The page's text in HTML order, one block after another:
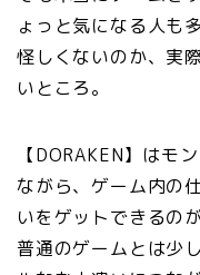
ょっと気になる人も
怪しくないのか、実
いところ。
【DORAKEN】はモ
ながら、ゲーム内の
いをゲットできるの
普通のゲームとは少